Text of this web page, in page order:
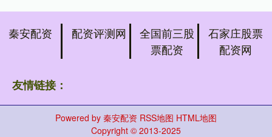
秦安配资 配资评测网
全国前三股
票配资
石家庄股票
配资网
友情链接：
Powered by 秦安配资 RSS地图 HTML地图
Copyright © 2013-2025